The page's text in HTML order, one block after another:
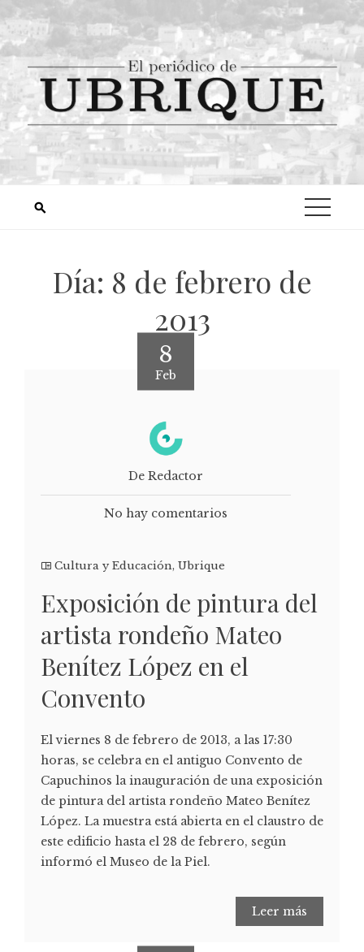
Día: 8 de febrero de
2013
8
Feb
De Redactor
No hay comentarios
Cultura y Educación, Ubrique
Exposición de pintura del
artista rondeño Mateo
Benítez López en el
Convento
El viernes 8 de febrero de 2013, a las 17:30
horas, se celebra en el antiguo Convento de
Capuchinos la inauguración de una exposición
de pintura del artista rondeño Mateo Benítez
López. La muestra está abierta en el claustro de
este edificio hasta el 28 de febrero, según
informó el Museo de la Piel.
Leer más